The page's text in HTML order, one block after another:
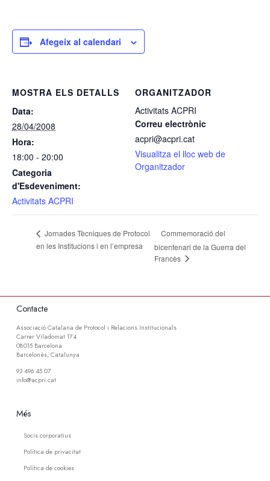
Afegeix al calendari
MOSTRA ELS DETALLS
Data:
28/04/2008
Hora:
18:00 - 20:00
Categoria
d'Esdeveniment:
Activitats ACPRI
ORGANITZADOR
Activitats ACPRI
Correu electrònic
acpri@acpri.cat
Visualitza el lloc web de
Organitzador
Jornades Tècniques de Protocol
en les Institucions i en l’empresa
Commemoració del
bicentenari de la Guerra del
Francès
Contacte
Associació Catalana de Protocol i Relacions Institucionals
Carrer Viladomat 174
08015 Barcelona
Barcelonès, Catalunya
93 496 45 07
info@acpri.cat
Més
Socis corporatius
Política de privacitat
Política de cookies